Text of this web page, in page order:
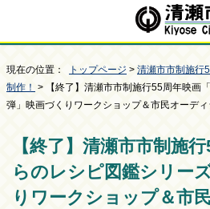
現在の位置： トップページ > 清瀬市市制施行
制作！ > 【終了】清瀬市市制施行55周年映画
弾」映画づくりワークショップ＆市民オーディ
【終了】清瀬市市制施
らのレシピ図鑑シリー
りワークショップ＆市